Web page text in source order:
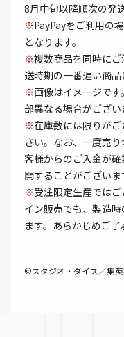
8月中旬以降順次の発
※PayPayをご利用の
となります。
※複数商品を同時に
送時期の一番遅い商品
※画像はイメージで
部異なる場合がござい
※在庫数には限りが
さい。なお、一度売
客様からのご入金が
開することがございま
※受注限定生産では
イン販売でも、製造
ます。あらかじめご了
©スタジオ・ダイス／集